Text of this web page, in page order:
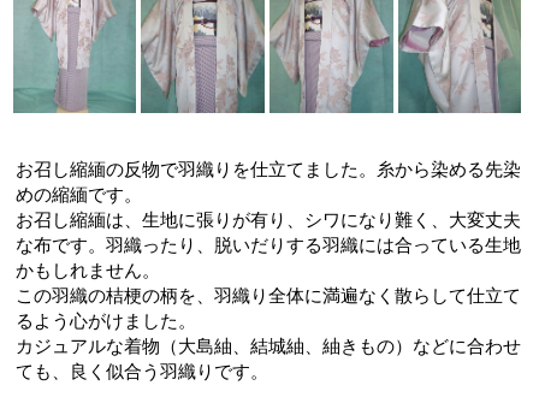
お召し縮緬の反物で羽織りを仕立てました。糸から染める先染
めの縮緬です。
お召し縮緬は、生地に張りが有り、シワになり難く、大変丈夫
な布です。羽織ったり、脱いだりする羽織には合っている生地
かもしれません。
この羽織の桔梗の柄を、羽織り全体に満遍なく散らして仕立て
るよう心がけました。
カジュアルな着物（大島紬、結城紬、紬きもの）などに合わせ
ても、良く似合う羽織りです。